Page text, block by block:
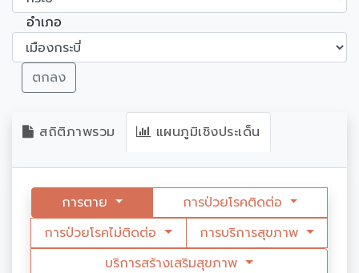
อำเภอ
ตกลง
สถิติภาพรวม แผนภูมิเชิงประเด็น
การตาย
การป่วยโรคติดต่อ
การป่วยโรคไม่ติดต่อ
การบริการสุขภาพ
บริการสร้างเสริมสุขภาพ